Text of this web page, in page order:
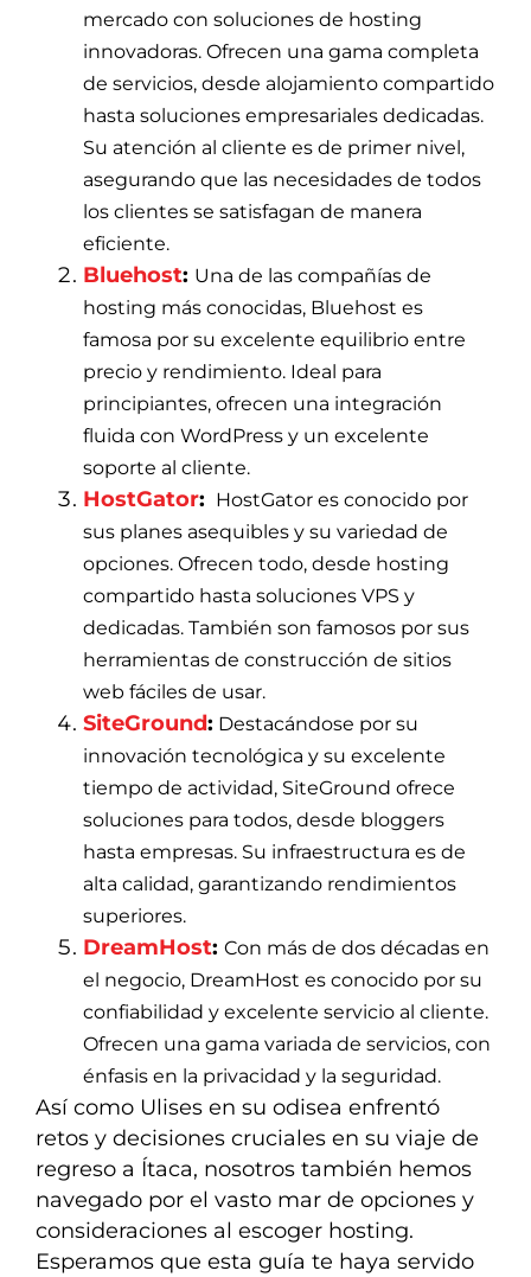
mercado con soluciones de hosting
innovadoras. Ofrecen una gama completa
de servicios, desde alojamiento compartido
hasta soluciones empresariales dedicadas.
Su atención al cliente es de primer nivel,
asegurando que las necesidades de todos
los clientes se satisfagan de manera
eficiente.
Bluehost: Una de las compañías de
hosting más conocidas, Bluehost es
famosa por su excelente equilibrio entre
precio y rendimiento. Ideal para
principiantes, ofrecen una integración
fluida con WordPress y un excelente
soporte al cliente.
HostGator: HostGator es conocido por
sus planes asequibles y su variedad de
opciones. Ofrecen todo, desde hosting
compartido hasta soluciones VPS y
dedicadas. También son famosos por sus
herramientas de construcción de sitios
web fáciles de usar.
SiteGround: Destacándose por su
innovación tecnológica y su excelente
tiempo de actividad, SiteGround ofrece
soluciones para todos, desde bloggers
hasta empresas. Su infraestructura es de
alta calidad, garantizando rendimientos
superiores.
DreamHost: Con más de dos décadas en
el negocio, DreamHost es conocido por su
confiabilidad y excelente servicio al cliente.
Ofrecen una gama variada de servicios, con
énfasis en la privacidad y la seguridad.
Así como Ulises en su odisea enfrentó
retos y decisiones cruciales en su viaje de
regreso a Ítaca, nosotros también hemos
navegado por el vasto mar de opciones y
consideraciones al escoger hosting.
Esperamos que esta guía te haya servido